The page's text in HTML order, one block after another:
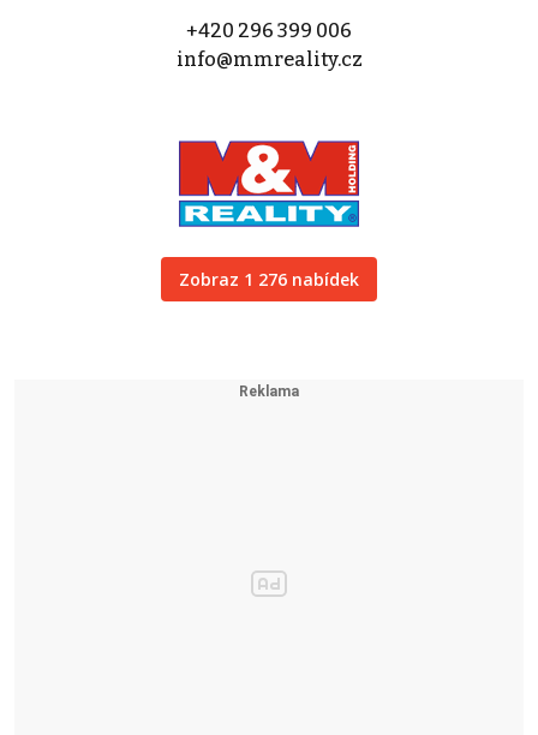
+420 296 399 006
info@mmreality.cz
Zobraz 1 276 nabídek